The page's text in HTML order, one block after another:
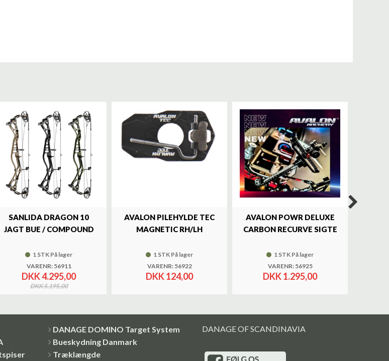
SANLIDA DRAGON 10
JAGT BUE / COMPOUND
1 STK På lager
VARENR: 56911
DKK 4.295,00
DKK 5.195,00
AVALON PILEHYLDE TEC
MAGNETIC RH/LH
1 STK På lager
VARENR: 56922
DKK 124,00
AVALON POWR DELUXE
CARBON RECURVE SIGTE
1 STK På lager
VARENR: 56925
DKK 1.295,00
DANAGE DOMINO Target System
Bueskydning Danmark
Træklængde
DANAGE OF SCANDINAVIA